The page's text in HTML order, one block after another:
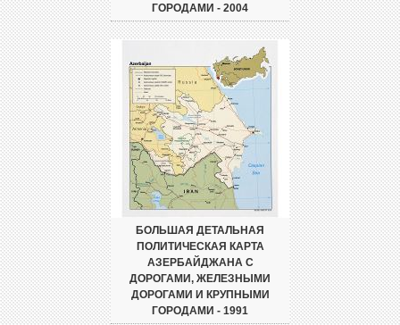
ГОРОДАМИ - 2004
БОЛЬШАЯ ДЕТАЛЬНАЯ
ПОЛИТИЧЕСКАЯ КАРТА
АЗЕРБАЙДЖАНА С
ДОРОГАМИ, ЖЕЛЕЗНЫМИ
ДОРОГАМИ И КРУПНЫМИ
ГОРОДАМИ - 1991